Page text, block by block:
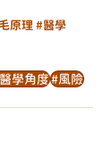
原理#醫學
學角度#風險